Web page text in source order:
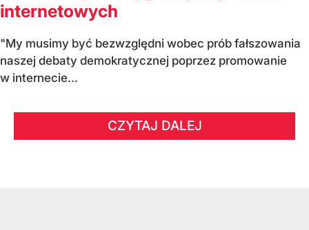
internetowych
"My musimy być bezwzględni wobec prób fałszowania
naszej debaty demokratycznej poprzez promowanie
w internecie...
CZYTAJ DALEJ